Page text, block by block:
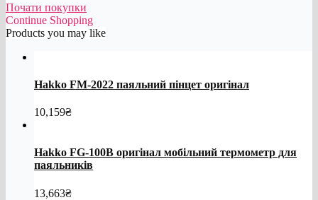
Почати покупки
Continue Shopping
Products you may like
Hakko FM-2022 паяльний пінцет оригінал
10,159₴
Hakko FG-100B оригінал мобільний термометр для
паяльників
13,663₴